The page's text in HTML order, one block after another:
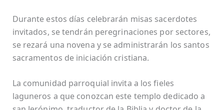
Durante estos días celebrarán misas sacerdotes
invitados, se tendrán peregrinaciones por sectores,
se rezará una novena y se administrarán los santos
sacramentos de iniciación cristiana.
La comunidad parroquial invita a los fieles
laguneros a que conozcan este templo dedicado a